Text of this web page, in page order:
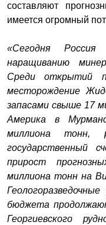
составляют
имеется огромный
«Сегодня
наращиванию
Среди открытий
месторождение
запасами свыше 17
Америка в
миллиона тонн,
государственный
прирост
миллиона тонн на
бюджета
Георгиевского